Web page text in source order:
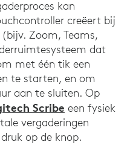
kan
creëert bij
Zoom, Teams,
dat
met één tik een
te starten, en om
aan te sluiten. Op
Scribe een fysiek
vergaderingen
op de knop.